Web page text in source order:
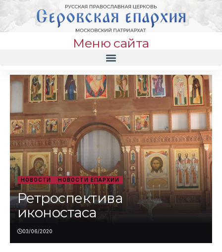
Меню сайта
НОВОСТИ НОВОСТИ ЕПАРХИИ
Ретроспектива
иконостаса
03/06/2020